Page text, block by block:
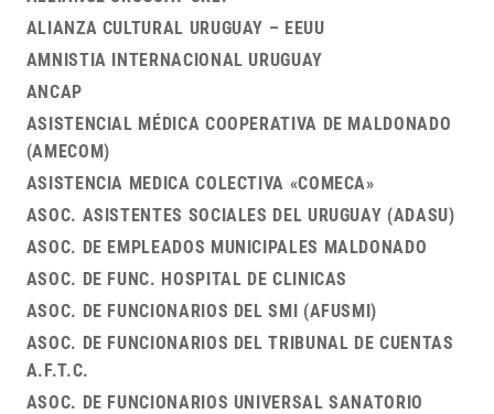
ALIANZA CULTURAL URUGUAY – EEUU
AMNISTIA INTERNACIONAL URUGUAY
ANCAP
ASISTENCIAL MÉDICA COOPERATIVA DE MALDONADO
(AMECOM)
ASISTENCIA MEDICA COLECTIVA «COMECA»
ASOC. ASISTENTES SOCIALES DEL URUGUAY (ADASU)
ASOC. DE EMPLEADOS MUNICIPALES MALDONADO
ASOC. DE FUNC. HOSPITAL DE CLINICAS
ASOC. DE FUNCIONARIOS DEL SMI (AFUSMI)
ASOC. DE FUNCIONARIOS DEL TRIBUNAL DE CUENTAS
A.F.T.C.
ASOC. DE FUNCIONARIOS UNIVERSAL SANATORIO